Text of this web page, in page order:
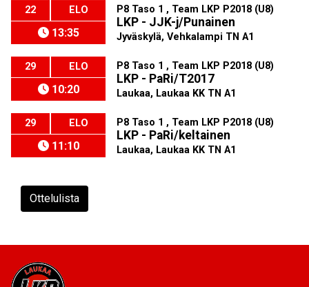
22 ELO
13:35
P8 Taso 1 , Team LKP P2018 (U8)
LKP - JJK-j/Punainen
Jyväskylä, Vehkalampi TN A1
29 ELO
10:20
P8 Taso 1 , Team LKP P2018 (U8)
LKP - PaRi/T2017
Laukaa, Laukaa KK TN A1
29 ELO
11:10
P8 Taso 1 , Team LKP P2018 (U8)
LKP - PaRi/keltainen
Laukaa, Laukaa KK TN A1
Ottelulista